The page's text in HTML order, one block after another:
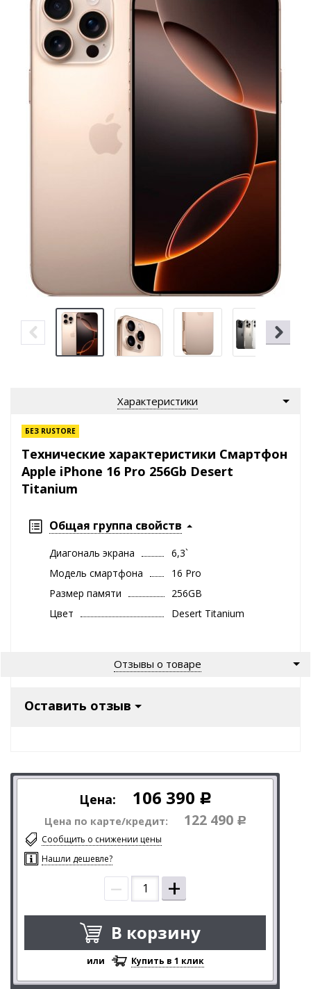
Характеристики
БЕЗ RUSTORE
Технические характеристики Смартфон
Apple iPhone 16 Pro 256Gb Desert
Titanium
Общая группа свойств
Диагональ экрана
6,3`
Модель смартфона
16 Pro
Размер памяти
256GB
Цвет
Desert Titanium
Отзывы о товаре
Оставить отзыв
Цена: 106 390 Р
Цена по карте/кредит: 122 490 Р
Сообщить о снижении цены
Нашли дешевле?
– +
В корзину
или Купить в 1 клик